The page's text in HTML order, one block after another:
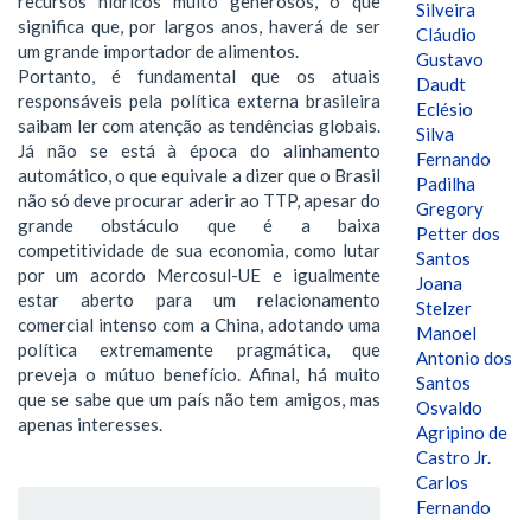
significa que, por largos anos, haverá de ser
um grande importador de alimentos.
Portanto, é fundamental que os atuais
responsáveis pela política externa brasileira
saibam ler com atenção as tendências globais.
Já não se está à época do alinhamento
automático, o que equivale a dizer que o Brasil
não só deve procurar aderir ao TTP, apesar do
grande obstáculo que é a baixa
competitividade de sua economia, como lutar
por um acordo Mercosul-UE e igualmente
estar aberto para um relacionamento
comercial intenso com a China, adotando uma
política extremamente pragmática, que
preveja o mútuo benefício. Afinal, há muito
que se sabe que um país não tem amigos, mas
apenas interesses.
Silveira
Cláudio
Gustavo
Daudt
Eclésio
Silva
Fernando
Padilha
Gregory
Petter dos
Santos
Joana
Stelzer
Manoel
Antonio dos
Santos
Osvaldo
Agripino de
Castro Jr.
Carlos
Fernando